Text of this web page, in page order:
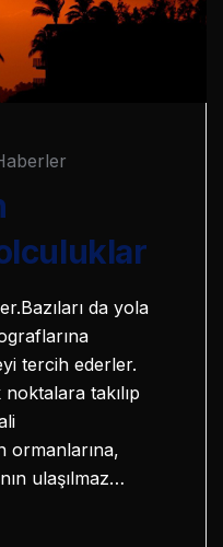
da yola
tercih ederler.
takılıp
ormanlarına,
ulaşılmaz…